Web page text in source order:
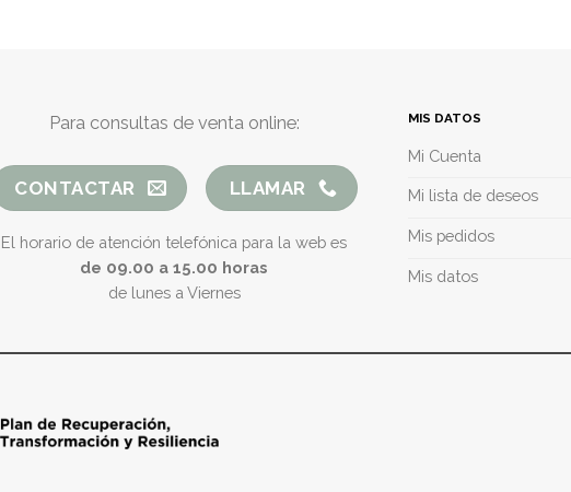
Para consultas de venta online:
CONTACTAR LLAMAR
El horario de atención telefónica para la web es
de 09.00 a 15.00 horas
de lunes a Viernes
MIS DATOS
Mi Cuenta
Mi lista de deseos
Mis pedidos
Mis datos